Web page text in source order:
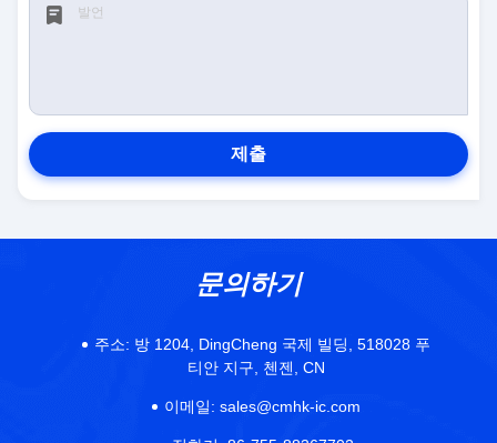
제출
문의하기
주소: 방 1204, DingCheng 국제 빌딩, 518028 푸
티안 지구, 첸젠, CN
이메일: sales@cmhk-ic.com